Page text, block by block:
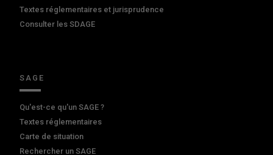
Textes réglementaires et jurisprudence
Consulter les SDAGE
SAGE
Qu'est-ce qu'un SAGE ?
Textes réglementaires
Carte de situation
Rechercher un SAGE